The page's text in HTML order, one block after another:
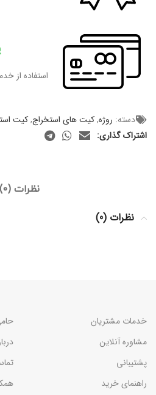
استفاده از
دسته: روژه,کیت های استخراج,کیت
اشتراک گذاری:
نظرات (0)
نظرات (0)
خدمات مشتریان
مشاوره آنلاین
پشتیبانی
راهنمای خرید